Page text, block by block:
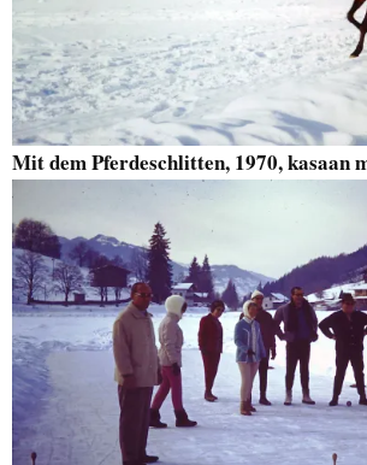
Mit dem Pferdeschlitten, 1970, kasaan